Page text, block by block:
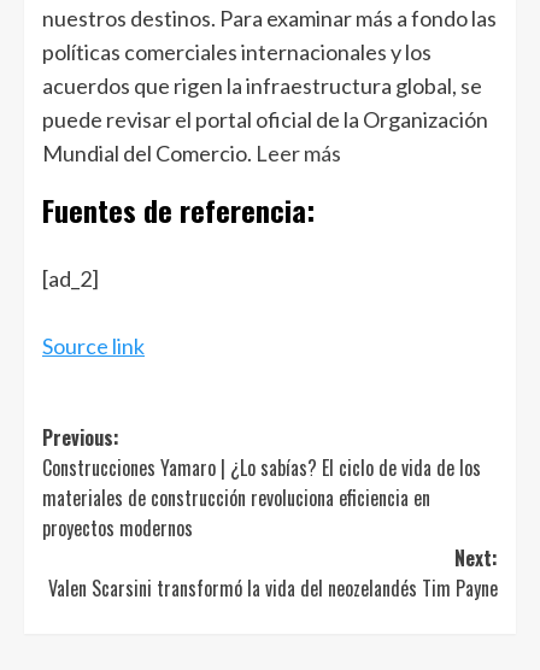
nuestros destinos. Para examinar más a fondo las
políticas comerciales internacionales y los
acuerdos que rigen la infraestructura global, se
puede revisar el portal oficial de la Organización
Mundial del Comercio. Leer más
Fuentes de referencia:
Navegación
de
entradas
[ad_2]
Source link
Post
navigation
Previous:
Construcciones Yamaro | ¿Lo sabías? El ciclo de vida de los
materiales de construcción revoluciona eficiencia en
proyectos modernos
Next:
Valen Scarsini transformó la vida del neozelandés Tim Payne